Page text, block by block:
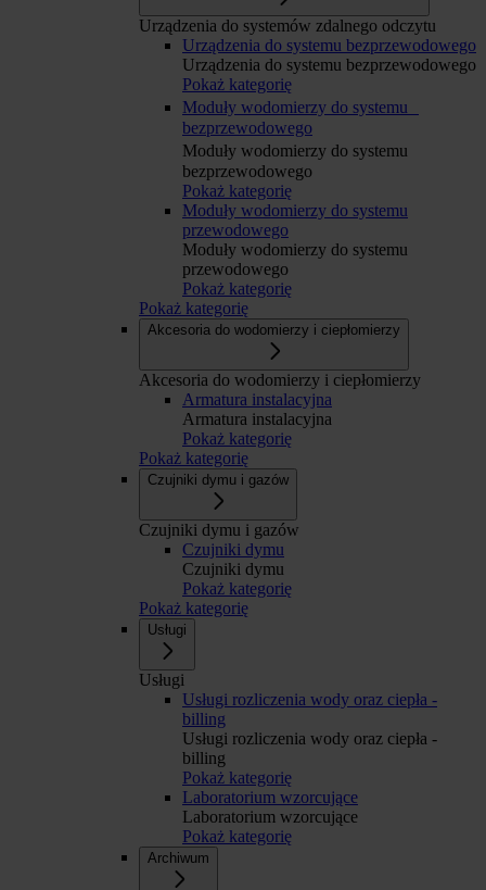
Urządzenia do systemów zdalnego odczytu
Urządzenia do systemu bezprzewodowego
Urządzenia do systemu bezprzewodowego
Pokaż kategorię
Moduły wodomierzy do systemu
bezprzewodowego
Moduły wodomierzy do systemu
bezprzewodowego
Pokaż kategorię
Moduły wodomierzy do systemu
przewodowego
Moduły wodomierzy do systemu
przewodowego
Pokaż kategorię
Pokaż kategorię
Akcesoria do wodomierzy i ciepłomierzy
Akcesoria do wodomierzy i ciepłomierzy
Armatura instalacyjna
Armatura instalacyjna
Pokaż kategorię
Pokaż kategorię
Czujniki dymu i gazów
Czujniki dymu i gazów
Czujniki dymu
Czujniki dymu
Pokaż kategorię
Pokaż kategorię
Usługi
Usługi
Usługi rozliczenia wody oraz ciepła -
billing
Usługi rozliczenia wody oraz ciepła -
billing
Pokaż kategorię
Laboratorium wzorcujące
Laboratorium wzorcujące
Pokaż kategorię
Archiwum